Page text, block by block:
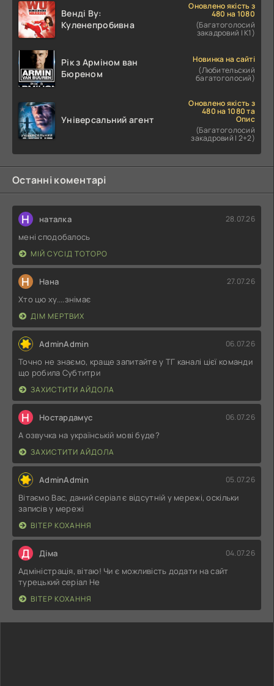
Венді Ву:
Куленепробивна
Оновлено якість з
480 на 1080
(Багатоголосий
закадровий | К1)
Рік з Арміном ван
Бюреном
Новинка на сайті
(Любительский
багатоголосий)
Універсальний агент
Оновлено якість з
480 на 1080 та
Опис
(Багатоголосий
закадровий | 2+2)
Останні коментарі
Н наталка 28.07.26
мені сподобалось
МІЙ СУСІД ТОТОРО
Н Нана 27.07.26
Хто цю ху....знімає
ДІМ МЕРТВИХ
AdminAdmin 06.07.26
Точно не знаємо, краще запитайте у ТГ каналі цієї команди
що робила Субтитри
ЗАХИСТИТИ АЙДОЛА
Н Ностардамус 06.07.26
А озвучка на українській мові буде?
ЗАХИСТИТИ АЙДОЛА
AdminAdmin 05.07.26
Вітаємо Вас, даний серіал є відсутній у мережі, оскільки
записів у мережі
ВІТЕР КОХАННЯ
Д Діма 04.07.26
Адміністрація, вітаю! Чи є можливість додати на сайт
турецький серіал Не
ВІТЕР КОХАННЯ